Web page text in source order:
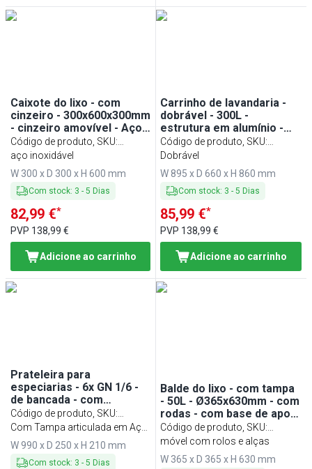
Caixote do lixo - com
cinzeiro - 300x600x300mm
- cinzeiro amovível - Aço
inoxidável
Código de produto, SKU:
MEAD6
aço inoxidável
W 300 x D 300 x H 600 mm
Com stock: 3 - 5 Dias
82,99 €*
PVP 138,99 €
Adicione ao carrinho
Carrinho de lavandaria -
dobrável - 300L -
estrutura em alumínio -
Preto
Código de produto, SKU:
WWKGP30
Dobrável
W 895 x D 660 x H 860 mm
Com stock: 3 -5 Dias
85,99 €*
PVP 138,99 €
Adicione ao carrinho
Prateleira para
especiarias - 6x GN 1/6 -
de bancada - com
recipientes GN incluídos -
990mm
Código de produto, SKU:
GAH616
Com Tampa articulada em Aço
inoxidável
W 990 x D 250 x H 210 mm
Com stock: 3 - 5 Dias
Balde do lixo - com tampa
- 50L - Ø365x630mm - com
rodas - com base de apoio
- Aço inoxidável
Código de produto, SKU:
ABFK50D
móvel com rolos e alças
W 365 x D 365 x H 630 mm